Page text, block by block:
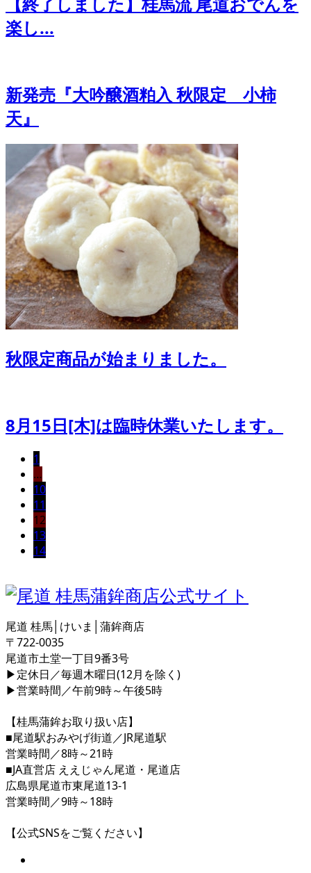
楽し...
新発売『大吟醸酒粕入 秋限定 小柿
天』
秋限定商品が始まりました。
8月15日[木]は臨時休業いたします。
1
…
10
11
12
13
14
尾道 桂馬│けいま│蒲鉾商店
〒722-0035
尾道市土堂一丁目9番3号
▶定休日／毎週木曜日(12月を除く)
▶営業時間／午前9時～午後5時
【桂馬蒲鉾お取り扱い店】
■尾道駅おみやげ街道／JR尾道駅
営業時間／8時～21時
■JA直営店 ええじゃん尾道・尾道店
広島県尾道市東尾道13-1
営業時間／9時～18時
【公式SNSをご覧ください】